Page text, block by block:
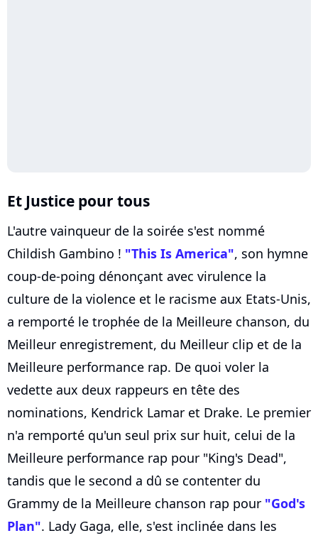
Et Justice pour tous
L'autre vainqueur de la soirée s'est nommé
Childish Gambino ! "This Is America", son hymne
coup-de-poing dénonçant avec virulence la
culture de la violence et le racisme aux Etats-Unis,
a remporté le trophée de la Meilleure chanson, du
Meilleur enregistrement, du Meilleur clip et de la
Meilleure performance rap. De quoi voler la
vedette aux deux rappeurs en tête des
nominations, Kendrick Lamar et Drake. Le premier
n'a remporté qu'un seul prix sur huit, celui de la
Meilleure performance rap pour "King's Dead",
tandis que le second a dû se contenter du
Grammy de la Meilleure chanson rap pour "God's
Plan". Lady Gaga, elle, s'est inclinée dans les